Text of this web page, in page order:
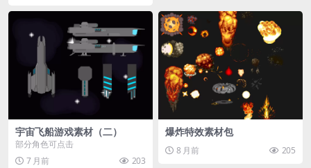
宇宙飞船游戏素材（二）
部分角色可点击
7 月前
203
爆炸特效素材包
8 月前 205